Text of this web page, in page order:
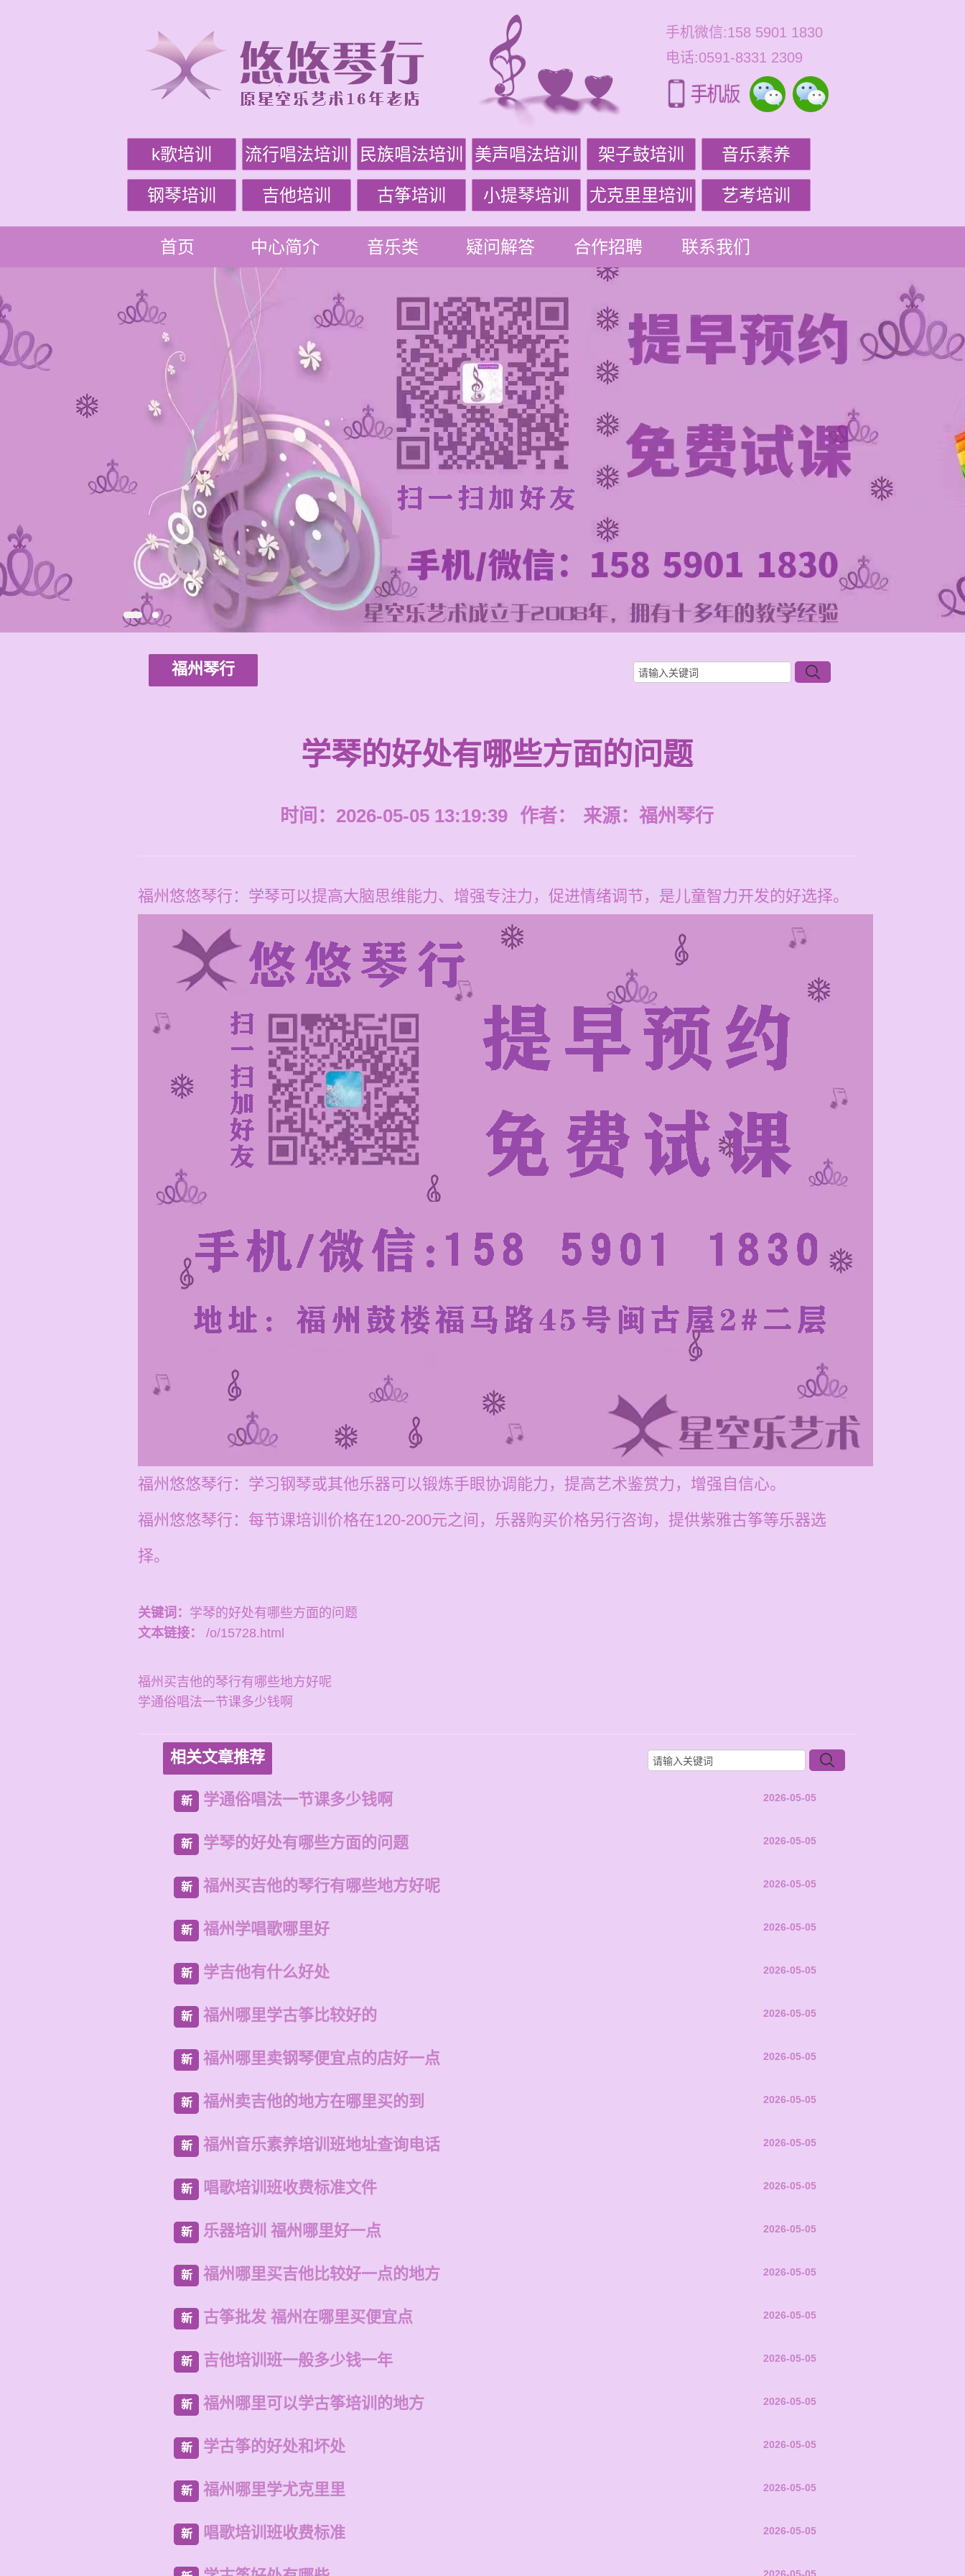
手机微信:158 5901 1830
电话:0591-8331 2309
k歌培训 流行唱法培训 民族唱法培训 美声唱法培训 架子鼓培训 音乐素养
钢琴培训 吉他培训 古筝培训 小提琴培训 尤克里里培训 艺考培训
首页 中心简介 音乐类 疑问解答 合作招聘 联系我们
福州琴行
学琴的好处有哪些方面的问题
时间：2026-05-05 13:19:39 作者： 来源： 福州琴行
福州悠悠琴行：学琴可以提高大脑思维能力、增强专注力，促进情绪调节，是儿童智力开发的好选择。
福州悠悠琴行：学习钢琴或其他乐器可以锻炼手眼协调能力，提高艺术鉴赏力，增强自信心。
福州悠悠琴行：每节课培训价格在120-200元之间，乐器购买价格另行咨询，提供紫雅古筝等乐器选
择。
关键词： 学琴的好处有哪些方面的问题
文本链接：
/o/15728.html
福州买吉他的琴行有哪些地方好呢
学通俗唱法一节课多少钱啊
相关文章推荐
新 学通俗唱法一节课多少钱啊 2026-05-05
新 学琴的好处有哪些方面的问题 2026-05-05
新 福州买吉他的琴行有哪些地方好呢 2026-05-05
新 福州学唱歌哪里好 2026-05-05
新 学吉他有什么好处 2026-05-05
新 福州哪里学古筝比较好的 2026-05-05
新 福州哪里卖钢琴便宜点的店好一点 2026-05-05
新 福州卖吉他的地方在哪里买的到 2026-05-05
新 福州音乐素养培训班地址查询电话 2026-05-05
新 唱歌培训班收费标准文件 2026-05-05
新 乐器培训 福州哪里好一点 2026-05-05
新 福州哪里买吉他比较好一点的地方 2026-05-05
新 古筝批发 福州在哪里买便宜点 2026-05-05
新 吉他培训班一般多少钱一年 2026-05-05
新 福州哪里可以学古筝培训的地方 2026-05-05
新 学古筝的好处和坏处 2026-05-05
新 福州哪里学尤克里里 2026-05-05
新 唱歌培训班收费标准 2026-05-05